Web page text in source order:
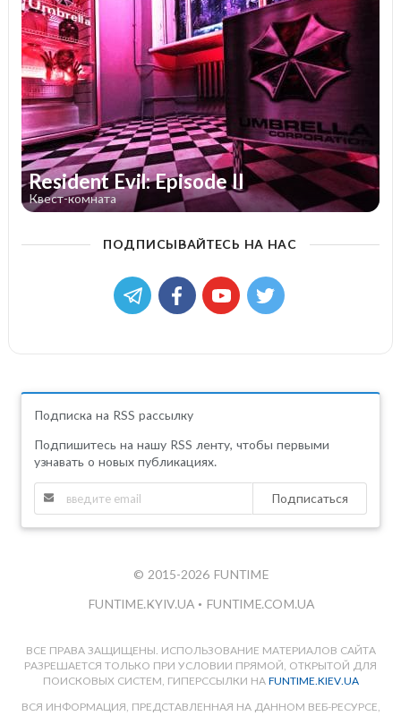
Resident Evil: Episode II
Квест-комната
ПОДПИСЫВАЙТЕСЬ НА НАС
Подписка на RSS рассылку
Подпишитесь на нашу RSS ленту, чтобы первыми
узнавать о новых публикациях.
Подписаться
© 2015-2026 FUNTIME
FUNTIME.KYIV.UA • FUNTIME.COM.UA
ВСЕ ПРАВА ЗАЩИЩЕНЫ. ИСПОЛЬЗОВАНИЕ МАТЕРИАЛОВ САЙТА
РАЗРЕШАЕТСЯ ТОЛЬКО ПРИ УСЛОВИИ ПРЯМОЙ, ОТКРЫТОЙ ДЛЯ
ПОИСКОВЫХ СИСТЕМ, ГИПЕРССЫЛКИ НА FUNTIME.KIEV.UA
ВСЯ ИНФОРМАЦИЯ, ПРЕДСТАВЛЕННАЯ НА ДАННОМ ВЕБ-РЕСУРСЕ,